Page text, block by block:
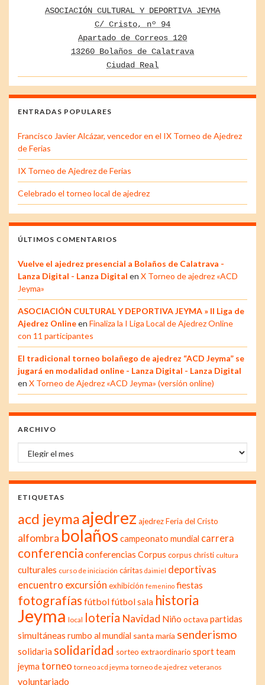
ASOCIACIÓN CULTURAL Y DEPORTIVA JEYMA
C/ Cristo, nº 94
Apartado de Correos 120
13260 Bolaños de Calatrava
Ciudad Real
ENTRADAS POPULARES
Francisco Javier Alcázar, vencedor en el IX Torneo de Ajedrez
de Ferias
IX Torneo de Ajedrez de Ferias
Celebrado el torneo local de ajedrez
ÚLTIMOS COMENTARIOS
Vuelve el ajedrez presencial a Bolaños de Calatrava -
Lanza Digital - Lanza Digital en X Torneo de ajedrez «ACD
Jeyma»
ASOCIACIÓN CULTURAL Y DEPORTIVA JEYMA » II Liga de
Ajedrez Onlineen Finaliza la I Liga Local de Ajedrez Online
con 11 participantes
El tradicional torneo bolañego de ajedrez “ACD Jeyma” se
jugará en modalidad online - Lanza Digital - Lanza Digital
en X Torneo de Ajedrez «ACD Jeyma» (versión online)
ARCHIVO
Archivo
ETIQUETAS
acd jeymaajedrez ajedrez Feria del Cristo
alfombra bolaños campeonato mundial carrera
conferencia conferencias Corpus corpus christi cultura
culturales curso de iniciación cáritas daimiel deportivas
encuentro excursión exhibición femenino fiestas
fotografías fútbolfútbol sala historia
Jeyma local loteria Navidad Niño octava partidas
simultáneas rumbo al mundial santa maría senderismo
solidariasolidaridad sorteo extraordinario sport team
jeyma torneo torneo acd jeyma torneo de ajedrez veteranos
voluntariado